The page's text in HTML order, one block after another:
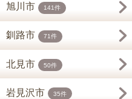
旭川市 141件
釧路市 71件
北見市 50件
岩見沢市 35件